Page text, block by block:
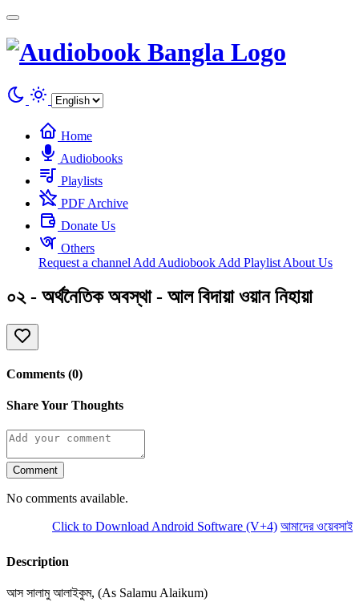
Home
Audiobooks
Playlists
PDF Archive
Donate Us
Others
Request a channel Add Audiobook Add Playlist About Us
০২ - অর্থনৈতিক অবস্থা - আল বিদায়া ওয়ান নিহায়া
Comments (0)
Share Your Thoughts
Comment
No comments available.
Click to Download Android Software (V+4) আমাদের ওয়েবসাইট
Description
আস সালামু আলাইকুম, (As Salamu Alaikum)